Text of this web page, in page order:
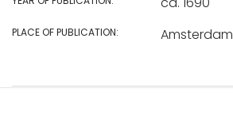
PLACE OF PUBLICATION: Amsterdam